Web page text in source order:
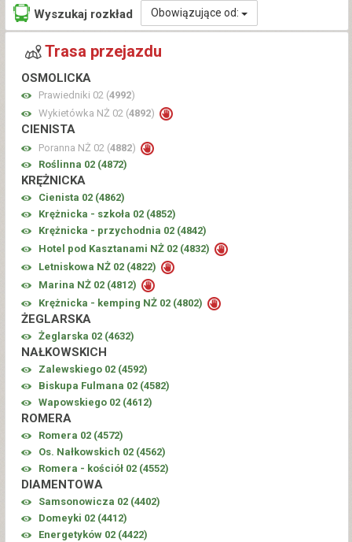
Wyszukaj rozkład Obowiązujące od:
Trasa przejazdu
OSMOLICKA
Prawiedniki 02 (4992)
Wykietówka NŻ 02 (4892)
CIENISTA
Poranna NŻ 02 (4882)
Roślinna 02 (4872)
KRĘŻNICKA
Cienista 02 (4862)
Krężnicka - szkoła 02 (4852)
Krężnicka - przychodnia 02 (4842)
Hotel pod Kasztanami NŻ 02 (4832)
Letniskowa NŻ 02 (4822)
Marina NŻ 02 (4812)
Krężnicka - kemping NŻ 02 (4802)
ŻEGLARSKA
Żeglarska 02 (4632)
NAŁKOWSKICH
Zalewskiego 02 (4592)
Biskupa Fulmana 02 (4582)
Wapowskiego 02 (4612)
ROMERA
Romera 02 (4572)
Os. Nałkowskich 02 (4562)
Romera - kościół 02 (4552)
DIAMENTOWA
Samsonowicza 02 (4402)
Domeyki 02 (4412)
Energetyków 02 (4422)